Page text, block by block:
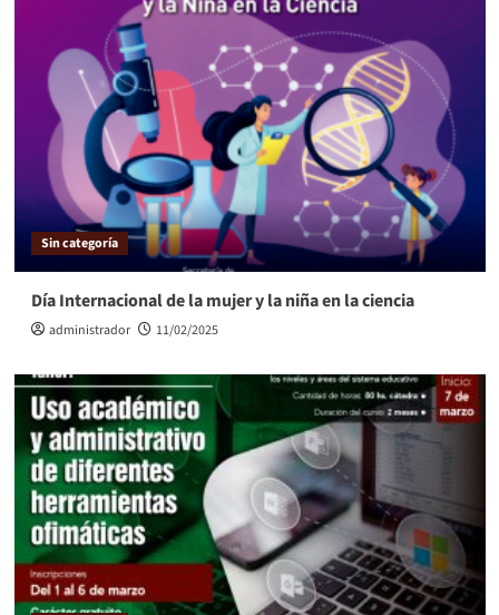
Sin categoría
Día Internacional de la mujer y la niña en la ciencia
administrador 11/02/2025